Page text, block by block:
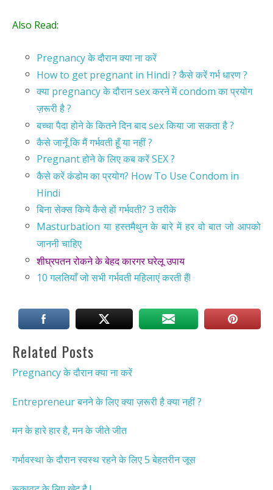
Also Read:
Pregnancy के दौरान क्या ना करें
How to get pregnant in Hindi ? कैसे करें गर्भ धारण ?
क्या pregnancy के दौरान sex करने में condom का प्रयोग
ज़रूरी है ?
बच्चा पैदा होने के कितने दिन बाद sex किया जा सकता है ?
कैसे जानूँ कि मैं गर्भवती हूँ या नहीं ?
Pregnant होने के लिए कब करें SEX ?
कैसे करें कंडोम का प्रयोग? How To Use Condom in
Hindi
बिना सेक्स किये कैसे हों गर्भवती? 3 तरीके
Masturbation या हस्तमैथुन के बारे में हर वो बात जो आपको
जाननी चाहिए
शीघ्रपतन रोकने के बेहद कारगर घरेलू उपाय
10 गलतियाँ जो सभी गर्भवती महिलाएं करती हैं!
Related Posts
Pregnancy के दौरान क्या ना करें
Entrepreneur बनने के लिए क्या ज़रूरी है क्या नहीं ?
मन के हारे हार है, मन के जीते जीत
गर्भावस्था के दौरान स्वस्थ रहने के लिए 5 बेहतरीन जूस